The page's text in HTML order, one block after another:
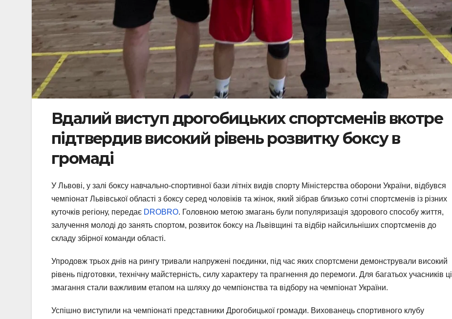
Вдалий виступ дрогобицьких спортсменів вкотре
підтвердив високий рівень розвитку боксу в
громаді
У Львові, у залі боксу навчально-спортивної бази літніх видів спорту Міністерства оборони України, відбувся
чемпіонат Львівської області з боксу серед чоловіків та жінок, який зібрав близько сотні спортсменів із різних
куточків регіону, передає DROBRO. Головною метою змагань були популяризація здорового способу життя,
залучення молоді до занять спортом, розвиток боксу на Львівщині та відбір найсильніших спортсменів до
складу збірної команди області.
Упродовж трьох днів на рингу тривали напружені поєдинки, під час яких спортсмени демонстрували високий
рівень підготовки, технічну майстерність, силу характеру та прагнення до перемоги. Для багатьох учасників ці
змагання стали важливим етапом на шляху до чемпіонства та відбору на чемпіонат України.
Успішно виступили на чемпіонаті представники Дрогобицької громади. Вихованець спортивного клубу